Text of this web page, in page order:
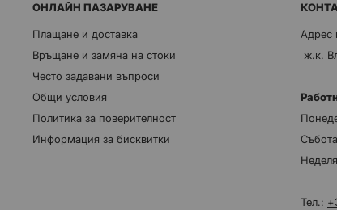
ОНЛАЙН ПАЗАРУВАНЕ
Плащане и доставка
Връщане и замяна на стоки
Често задавани въпроси
Общи условия
Политика за поверителност
Информация за бисквитки
Адрес
ж.к.
Тел.: